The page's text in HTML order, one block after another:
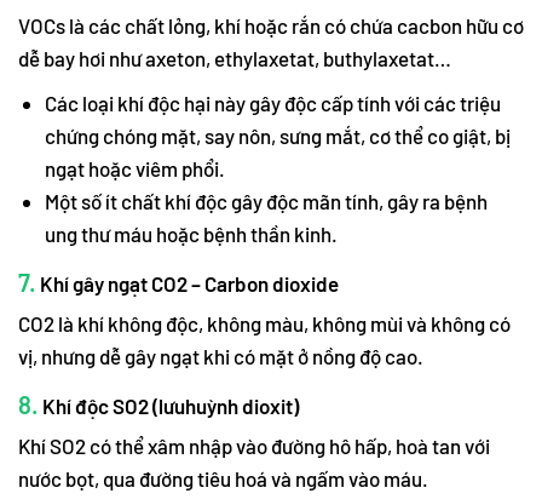
VOCs là các chất lỏng, khí hoặc rắn có chứa cacbon hữu cơ
dễ bay hơi như axeton, ethylaxetat, buthylaxetat…
Các loại khí độc hại này gây độc cấp tính với các triệu
chứng chóng mặt, say nôn, sưng mắt, cơ thể co giật, bị
ngạt hoặc viêm phổi.
Một số ít chất khí độc gây độc mãn tính, gây ra bệnh
ung thư máu hoặc bệnh thần kinh.
7. Khí gây ngạt CO2 – Carbon dioxide
CO2 là khí không độc, không màu, không mùi và không có
vị, nhưng dễ gây ngạt khi có mặt ở nồng độ cao.
8. Khí độc SO2 (lưuhuỳnh dioxit)
Khí SO2 có thể xâm nhập vào đường hô hấp, hoà tan với
nước bọt, qua đường tiêu hoá và ngấm vào máu.